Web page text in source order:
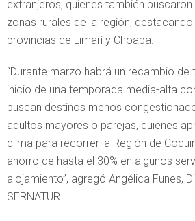
extranjeros, quienes también
zonas rurales de la región,
provincias de Limarí y Choapa.
“Durante marzo habrá un recambio de
inicio de una temporada media-alta
buscan destinos menos
adultos mayores o parejas, quienes
clima para recorrer la Región de
ahorro de hasta el 30% en algunos
alojamiento”, agregó Angélica Funes,
SERNATUR.